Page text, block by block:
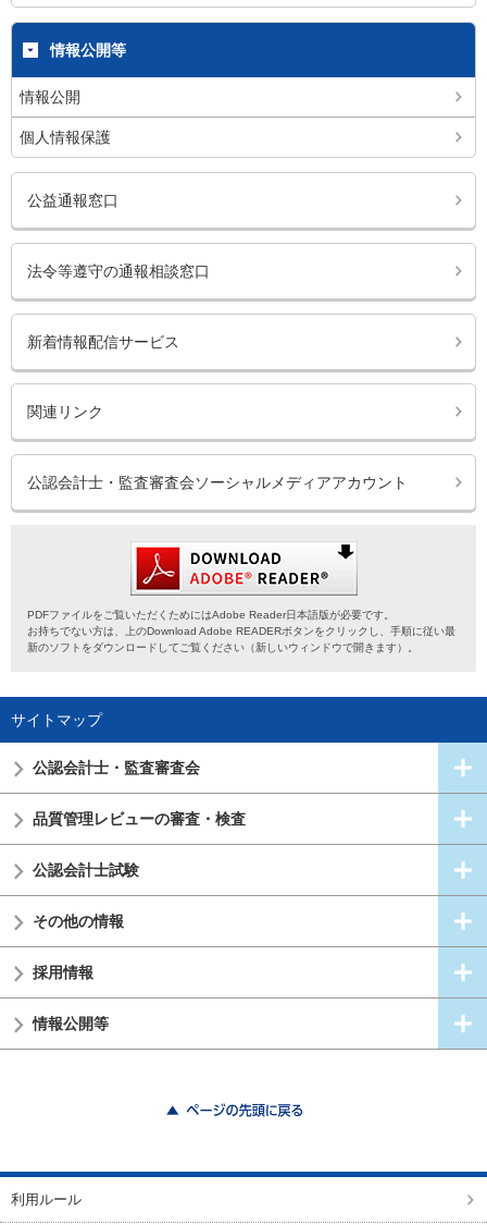
情報公開等
情報公開
個人情報保護
公益通報窓口
法令等遵守の通報相談窓口
新着情報配信サービス
関連リンク
公認会計士・監査審査会ソーシャルメディアアカウント
PDFファイルをご覧いただくためにはAdobe Reader日本語版が必要です。
お持ちでない方は、上のDownload Adobe READERボタンをクリックし、手順に従い最
新のソフトをダウンロードしてご覧ください（新しいウィンドウで開きます）。
サイトマップ
公認会計士・ 監査審査会
品質管理レビューの審査・検査
公認会計士試験
その他の情報
採用情報
情報公開等
利用ルール